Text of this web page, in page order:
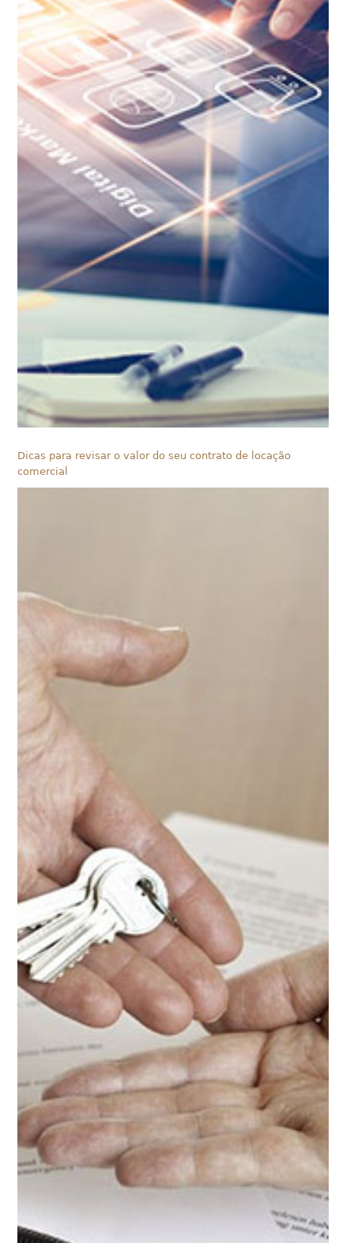
Dicas para revisar o valor do seu contrato de locação
comercial